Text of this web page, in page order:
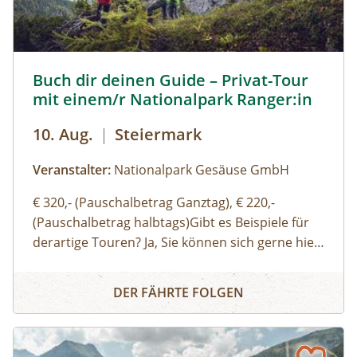
Buch dir deinen Guide – Privat-Tour
mit einem/r Nationalpark Ranger:in
10. Aug. | Steiermark
Veranstalter: Nationalpark Gesäuse GmbH
€ 320,- (Pauschalbetrag Ganztag), € 220,-
(Pauschalbetrag halbtags)Gibt es Beispiele für
derartige Touren? Ja, Sie können sich gerne hier
einen Überblick über unsere Standard-Touren
verschaffen. Sie können sich aber auch gerne
oder Aktivitäten wünschen und wir organisieren
Buch dir deinen Guide – Privat-Tour mit einem/r
DER FÄHRTE FOLGEN